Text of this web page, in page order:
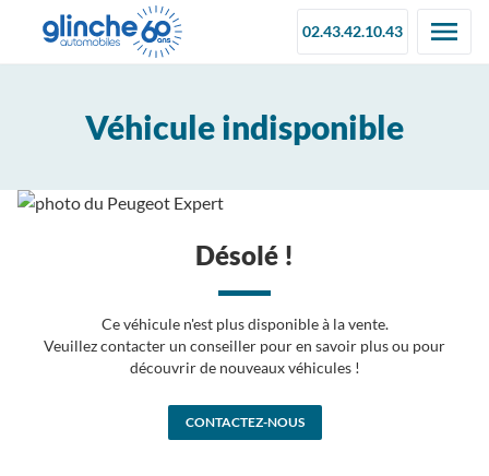
02.43.42.10.43
Véhicule indisponible
Désolé !
Ce véhicule n'est plus disponible à la vente.
Veuillez contacter un conseiller pour en savoir plus ou pour
découvrir de nouveaux véhicules !
CONTACTEZ-NOUS